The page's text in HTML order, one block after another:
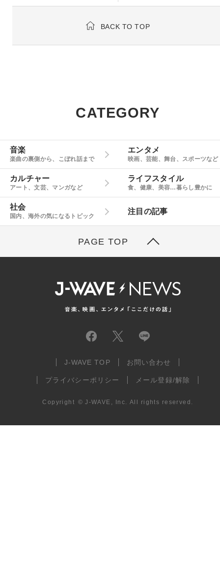
BACK TO TOP
CATEGORY
音楽
楽曲の裏側から、こぼれ話まで
エンタメ
映画、芸能、舞台、スポーツなど
カルチャー
アート、文芸、マンガなど
ライフスタイル
食、健康、美容…暮らし豊かに
社会
国内、海外の気になるトピック
注目の記事
PAGE TOP
J-WAVE TOP お問い合わせ
プライバシーポリシー メール登録/解除
Copyright © J-WAVE, Inc. All rights reserved.